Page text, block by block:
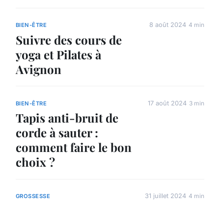
BIEN-ÊTRE
Suivre des cours de
yoga et Pilates à
Avignon
8 août 2024 4 min
BIEN-ÊTRE
Tapis anti-bruit de
corde à sauter :
comment faire le bon
choix ?
17 août 2024 3 min
GROSSESSE 31 juillet 2024 4 min